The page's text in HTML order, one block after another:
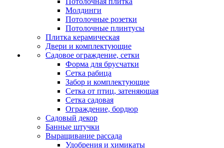
Молдинги
Потолочные розетки
Потолочные плинтусы
Плитка керамическая
Двери и комплектующие
Садовое ограждение, сетки
Форма для брусчатки
Сетка рабица
Забор и комплектующие
Сетка от птиц, затеняющая
Сетка садовая
Ограждение, бордюр
Садовый декор
Банные штучки
Выращивание рассада
Удобрения и химикаты